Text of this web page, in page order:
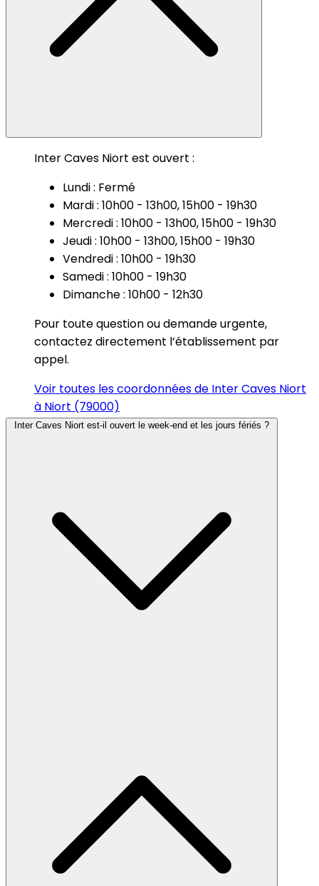
Inter Caves Niort est ouvert :
Lundi : Fermé
Mardi : 10h00 - 13h00, 15h00 - 19h30
Mercredi : 10h00 - 13h00, 15h00 - 19h30
Jeudi : 10h00 - 13h00, 15h00 - 19h30
Vendredi : 10h00 - 19h30
Samedi : 10h00 - 19h30
Dimanche : 10h00 - 12h30
Pour toute question ou demande urgente,
contactez directement l’établissement par
appel.
Voir toutes les coordonnées de Inter Caves Niort
à Niort (79000)
Inter Caves Niort est-il ouvert le week-end et les jours fériés ?